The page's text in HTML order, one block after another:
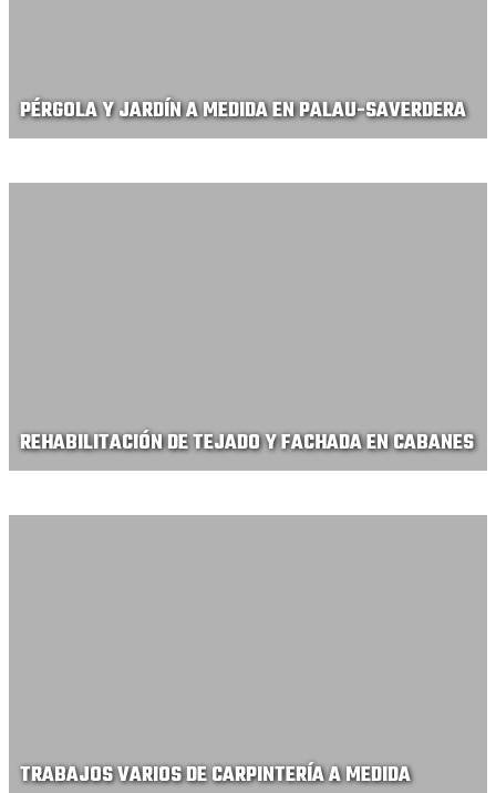
PÉRGOLA Y JARDÍN A MEDIDA EN PALAU-SAVERDERA
REHABILITACIÓN DE TEJADO Y FACHADA EN CABANES
TRABAJOS VARIOS DE CARPINTERÍA A MEDIDA